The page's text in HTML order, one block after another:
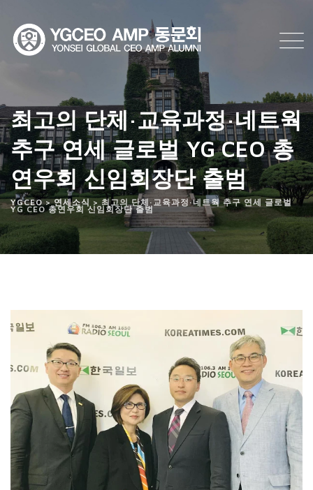
content
최고의 단체·교육과정·네트웍
추구 연세 글로벌 YG CEO 총
연우회 신임회장단 출범
YGCEO>연세소식 >최고의 단체·교육과정·네트웍 추구 연세 글로벌
YG CEO 총연우회 신임회장단 출범